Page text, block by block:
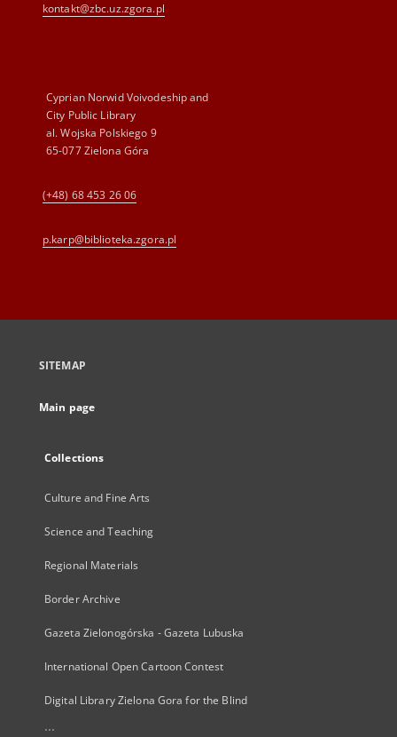
kontakt@zbc.uz.zgora.pl
Cyprian Norwid Voivodeship and
City Public Library
al. Wojska Polskiego 9
65-077 Zielona Góra
(+48) 68 453 26 06
p.karp@biblioteka.zgora.pl
SITEMAP
Main page
Collections
Culture and Fine Arts
Science and Teaching
Regional Materials
Border Archive
Gazeta Zielonogórska - Gazeta Lubuska
International Open Cartoon Contest
Digital Library Zielona Gora for the Blind
...